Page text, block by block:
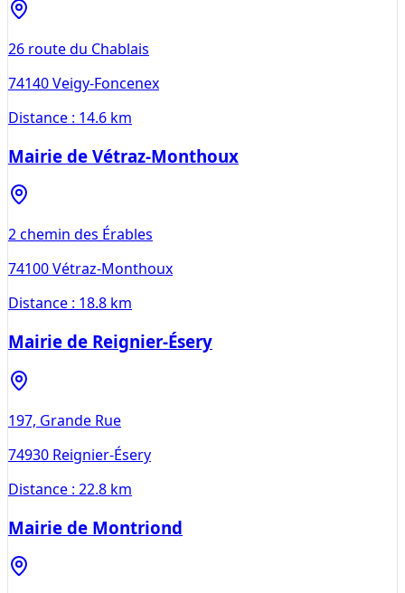
26 route du Chablais
74140Veigy-Foncenex
Distance : 14.6 km
Mairie de Vétraz-Monthoux
2 chemin des Érables
74100Vétraz-Monthoux
Distance : 18.8 km
Mairie de Reignier-Ésery
197, Grande Rue
74930 Reignier-Ésery
Distance : 22.8 km
Mairie de Montriond